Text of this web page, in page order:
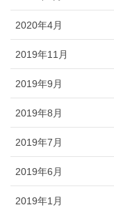
2020年4月
2019年11月
2019年9月
2019年8月
2019年7月
2019年6月
2019年1月